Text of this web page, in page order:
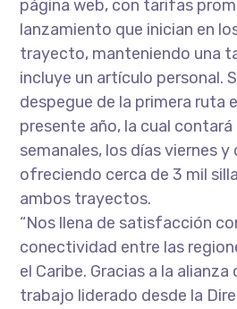
página web, con tarifas
lanzamiento que inician en
trayecto, manteniendo una
incluye un artículo personal.
despegue de la primera ruta
presente año, la cual
semanales, los días viernes
ofreciendo cerca de 3 mil
ambos trayectos.
“Nos llena de satisfacción
conectividad entre las
el Caribe. Gracias a la
trabajo liderado desde la